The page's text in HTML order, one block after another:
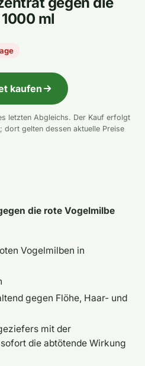
ml
kaufen
letzten Abgleichs. Der Kauf erfolgt
dort gelten dessen aktuelle Preise
die rote Vogelmilbe
Vogelmilben in
gegen Flöhe, Haar- und
mit der
die abtötende Wirkung